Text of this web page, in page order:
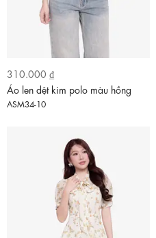
310.000 ₫
Áo len dệt kim polo màu hồng
ASM34-10